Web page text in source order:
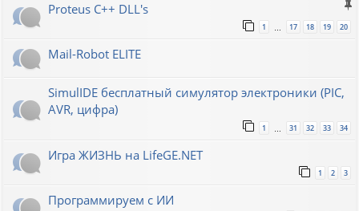
Proteus C++ DLL's
1 … 17 18 19 20
Mail-Robot ELITE
SimulIDE бесплатный симулятор электроники (PIC,
AVR, цифра)
1 31 32 33 34
Игра ЖИЗНЬ на LifeGE.NET
1 2 3
Программируем с ИИ